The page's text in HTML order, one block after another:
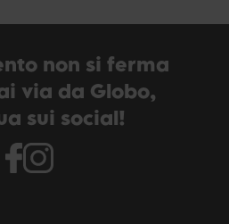
non si ferma
via da Globo,
sui social!